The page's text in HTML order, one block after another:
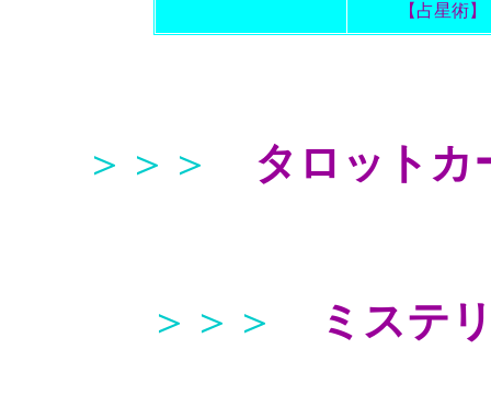
【占星術】
＞＞＞ タロットカ
＞＞＞ ミステ